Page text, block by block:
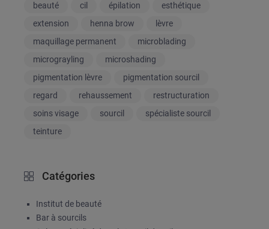
beauté cil épilation
esthétique
extension
henna brow
lèvre
maquillage permanent
microblading
micrograyling
microshading
pigmentation lèvre
pigmentation sourcil
regard
rehaussement
restructuration
soins visage
sourcil
spécialiste sourcil
teinture
Catégories
Institut de beauté
Bar à sourcils